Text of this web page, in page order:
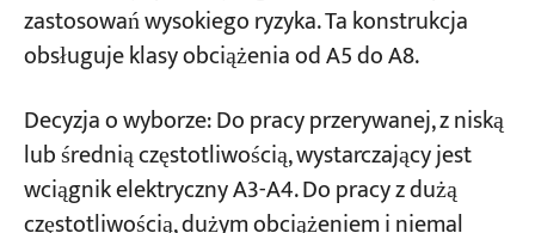
zastosowań wysokiego ryzyka. Ta konstrukcja
obsługuje klasy obciążenia od A5 do A8.
Decyzja o wyborze: Do pracy przerywanej, z niską
lub średnią częstotliwością, wystarczający jest
wciągnik elektryczny A3-A4. Do pracy z dużą
częstotliwością, dużym obciążeniem i niemal